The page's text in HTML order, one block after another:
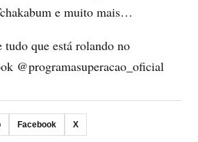
e muito mais…
que está rolando no
@programasuperacao_oficial
Facebook X